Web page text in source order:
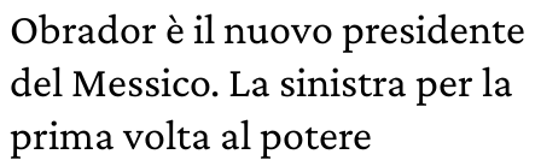
Obrador è il nuovo presidente
del Messico. La sinistra per la
prima volta al potere